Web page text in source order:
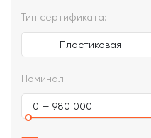
Тип сертификата:
Пластиковая
Номинал
0 — 980 000